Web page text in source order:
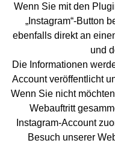
Wenn Sie mit den
„Instagram“-Button
ebenfalls direkt an
und
Die Informationen
Account veröffentlicht
Wenn Sie nicht
Webauftritt
Instagram-Account
Besuch unserer